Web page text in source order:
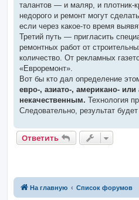
талантов — и маляр, и плотник-
недорого и ремонт могут
если через какое-то время
Третий путь — пригласить
ремонтных работ от
количество. От рекламных
«Евроремонт».
Вот бы кто дал определение
евро-, азиато-, американо-
некачественным. Технология
Следовательно, результат
Ответить
На главную Список форумов